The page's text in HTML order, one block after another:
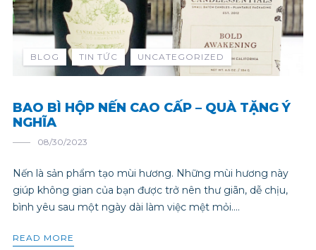
BLOG TIN TỨC UNCATEGORIZED
BAO BÌ HỘP NẾN CAO CẤP – QUÀ TẶNG Ý
NGHĨA
08/30/2023
Nến là sản phẩm tạo mùi hương. Những mùi hương này
giúp không gian của bạn được trở nên thư giãn, dễ chịu,
bình yêu sau một ngày dài làm việc mệt mỏi....
READ MORE